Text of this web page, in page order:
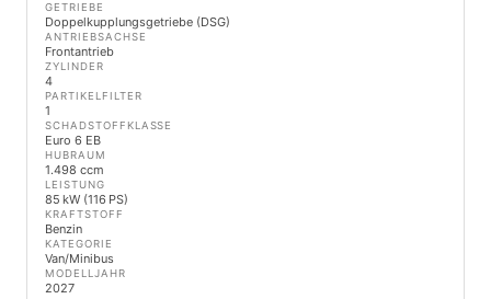
GETRIEBE
Doppelkupplungsgetriebe (DSG)
ANTRIEBSACHSE
Frontantrieb
ZYLINDER
4
PARTIKELFILTER
1
SCHADSTOFFKLASSE
Euro 6 EB
HUBRAUM
1.498 ccm
LEISTUNG
85 kW (116 PS)
KRAFTSTOFF
Benzin
KATEGORIE
Van/Minibus
MODELLJAHR
2027